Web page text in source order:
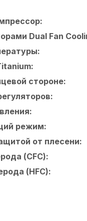
Dual Fan
стороне:
режим:
от плесени:
(CFC):
(HFC):